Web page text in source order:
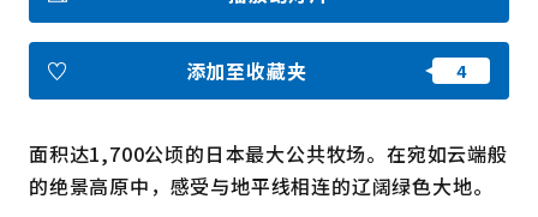
视频
旅游手册
使用条款
关于我们
链接
语言
面积达1,700公顷的日本最大公共牧场。在宛如云端般
的绝景高原中，感受与地平线相连的辽阔绿色大地。
添加至收藏夹